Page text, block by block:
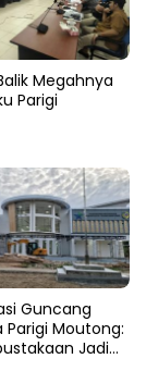
Megahnya
Parigi
Guncang
Parigi Moutong:
Jadi